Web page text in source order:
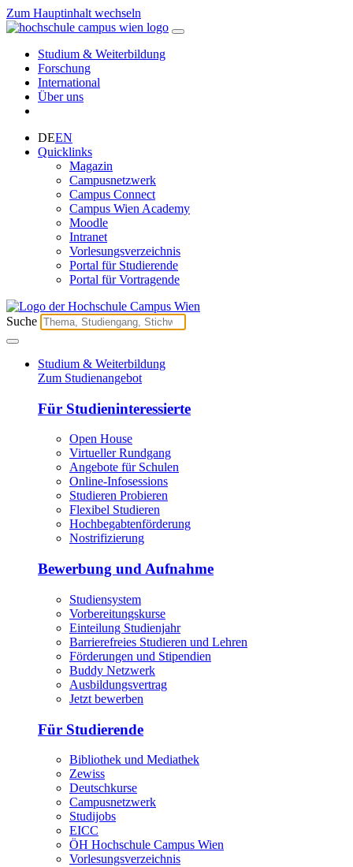
Zum Hauptinhalt wechseln
Studium & Weiterbildung
Forschung
International
Über uns
DEEN
Quicklinks
Magazin
Campusnetzwerk
Campus Connect
Campus Wien Academy
Moodle
Intranet
Vorlesungsverzeichnis
Portal für Studierende
Portal für Vortragende
Suche
Studium & Weiterbildung
Zum Studienangebot
Für Studieninteressierte
Open House
Virtueller Rundgang
Angebote für Schulen
Online-Infosessions
Studieren Probieren
Flexibel Studieren
Hochbegabtenförderung
Nostrifizierung
Bewerbung und Aufnahme
Studiensystem
Vorbereitungskurse
Einteilung Studienjahr
Barrierefreies Studieren und Lehren
Förderungen und Stipendien
Buddy Netzwerk
Ausbildungsvertrag
Jetzt bewerben
Für Studierende
Bibliothek und Mediathek
Zewiss
Deutschkurse
Campusnetzwerk
Studijobs
EICC
ÖH Hochschule Campus Wien
Vorlesungsverzeichnis